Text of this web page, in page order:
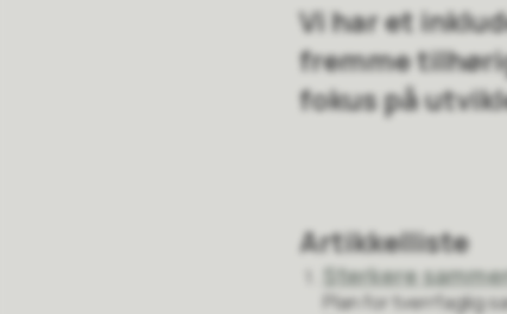
Vi har et
fremme
fokus på
Artikkelliste
Sterkere
Plan for tverrfaglig